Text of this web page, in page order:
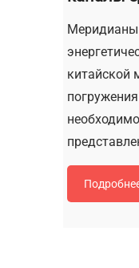
Меридианы
китайской